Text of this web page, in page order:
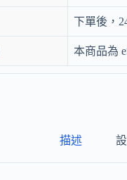
下單後，
本商品為
描述